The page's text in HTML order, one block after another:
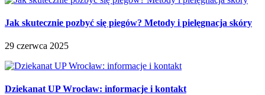
Jak skutecznie pozbyć się piegów? Metody i pielęgnacja skóry
29 czerwca 2025
Dziekanat UP Wrocław: informacje i kontakt